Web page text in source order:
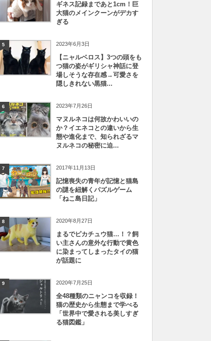
ギネス記録まであと1cm！巨
大猫のメインクーンがデカす
ぎる
5 2023年6月3日
【ニャルベロス】3つの頭をも
つ猫の姿がギリシャ神話に登
場しそうな存在感→可愛さを
隠しきれない黒猫...
6 2023年7月26日
マヌルネコは何故かわいいの
か？イエネコとの違いから生
態や進化まで、知られざるマ
ヌルネコの秘密に迫...
7 2017年11月13日
記憶喪失の青年が記憶と猫島
の謎を紐解くパズルゲーム
「ねこ島日記」
8 2020年8月27日
まるでピカチュウ猫…！？飼
い主さんの意外な行動で黄色
に染まってしまったタイの猫
が話題に
9 2020年7月25日
全48種類のニャンコを収録！
猫の歴史から生態まで学べる
「世界中で愛される美しすぎ
る猫図鑑」